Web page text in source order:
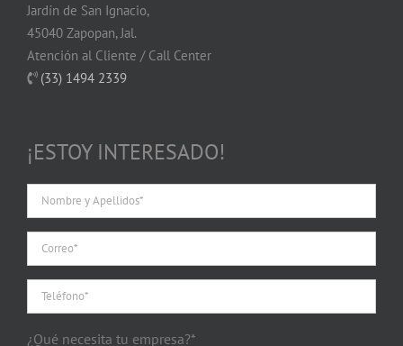
Jardín de San Ignacio,
45040 Zapopan, Jal.
Atención al Cliente / Call Center
(33) 1494 2339
¡ESTOY INTERESADO!
¿Qué necesita tu empresa?*